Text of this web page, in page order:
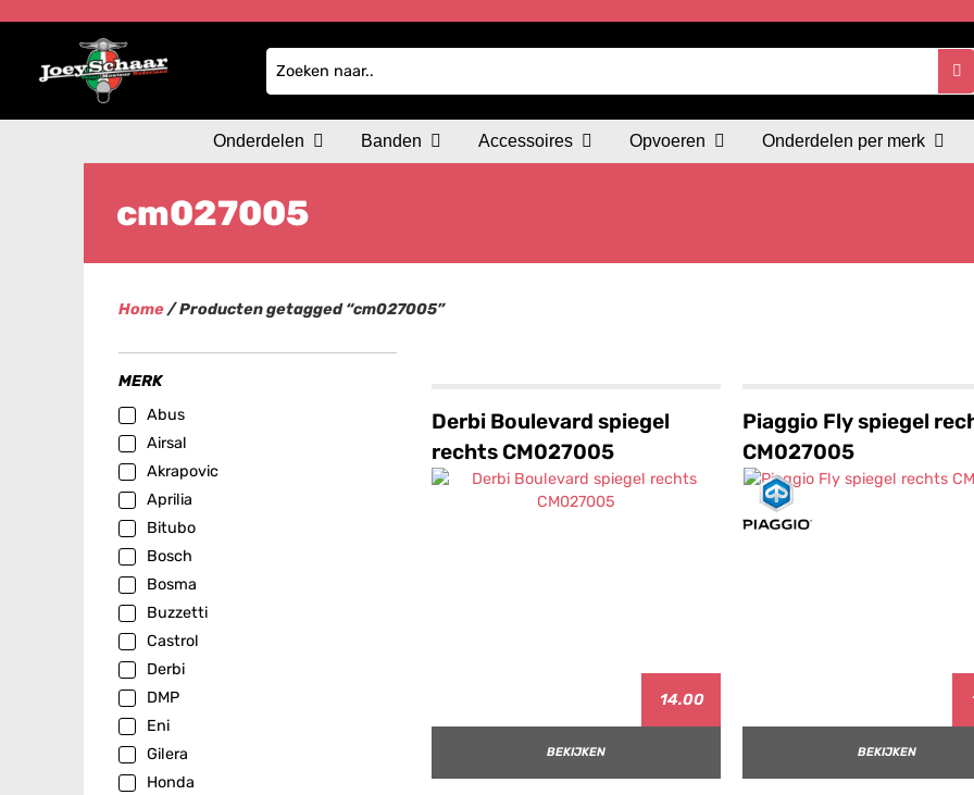
Onderdelen Banden Accessoires Opvoeren Onderdelen per merk
cm027005
Home/ Producten getagged “cm027005”
MERK
Abus
Airsal
Akrapovic
Aprilia
Bitubo
Bosch
Bosma
Buzzetti
Castrol
Derbi
DMP
Eni
Gilera
Honda
Derbi Boulevard spiegel
rechts CM027005
14.00
BEKIJKEN
Piaggio Fly spiegel
CM027005
BEKIJKEN